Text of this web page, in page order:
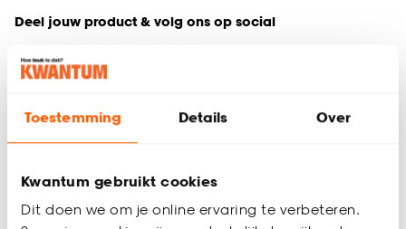
Toestemming Details Over
Kwantum gebruikt cookies
Dit doen we om je online ervaring te verbeteren.
Deel jouw product & volg ons op social
Productomschrijving
Eetkamerstoel zonder armleuning
Interieurstijl: Scandinavisch, Japandi
Perfect voor lange diners